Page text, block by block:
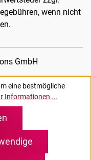
wenn nicht
GmbH
eine bestmögliche
Informationen ...